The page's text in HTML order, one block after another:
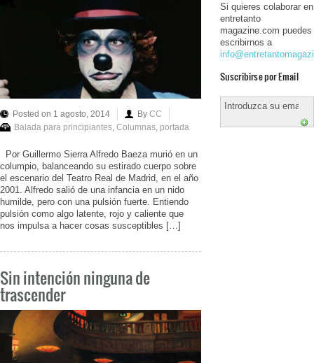
Posted on 1 agosto, 2014 By CC
Balada para principiantes, Columnas, portada
Por Guillermo Sierra Alfredo Baeza murió en un
columpio, balanceando su estirado cuerpo sobre
el escenario del Teatro Real de Madrid, en el año
2001. Alfredo salió de una infancia en un nido
humilde, pero con una pulsión fuerte. Entiendo
pulsión como algo latente, rojo y caliente que
nos impulsa a hacer cosas susceptibles […]
Sin intención ninguna de
trascender
Si quieres colaborar en
entretanto
magazine.com puedes
escribirnos a
Suscribirse por Email